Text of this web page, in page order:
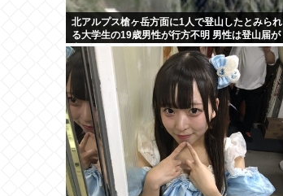
北アルプス槍ヶ岳方面に1人で登山したとみられ
る大学生の19歳男性が行方不明 男性は登山届が
出していた